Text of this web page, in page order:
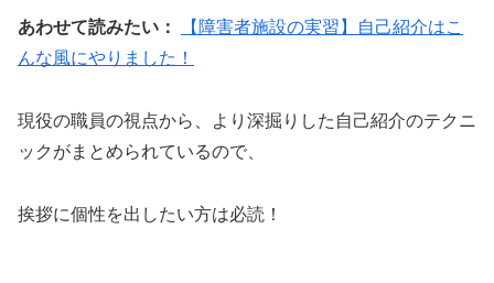
あわせて読みたい：
【障害者施設の実習】自己紹介はこ
んな風にやりました！
現役の職員の視点から、より深掘りした自己紹介のテクニ
ックがまとめられているので、
挨拶に個性を出したい方は必読！